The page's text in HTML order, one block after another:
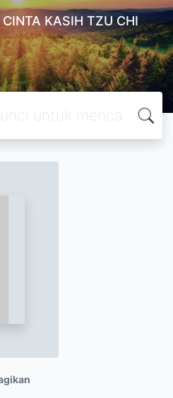
KASIH TZU CHI